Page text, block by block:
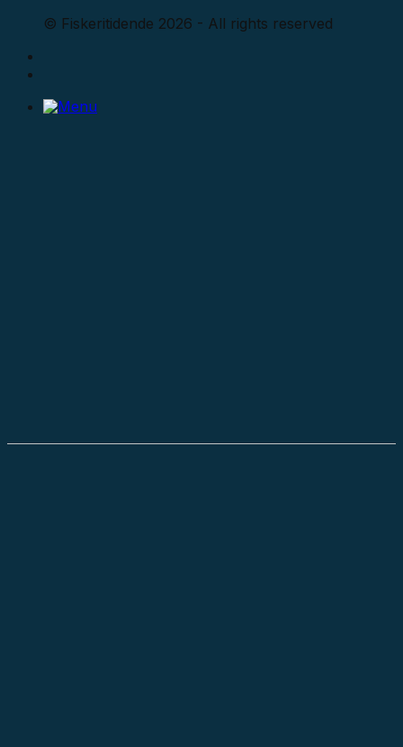
© Fiskeritidende 2026 - All rights reserved